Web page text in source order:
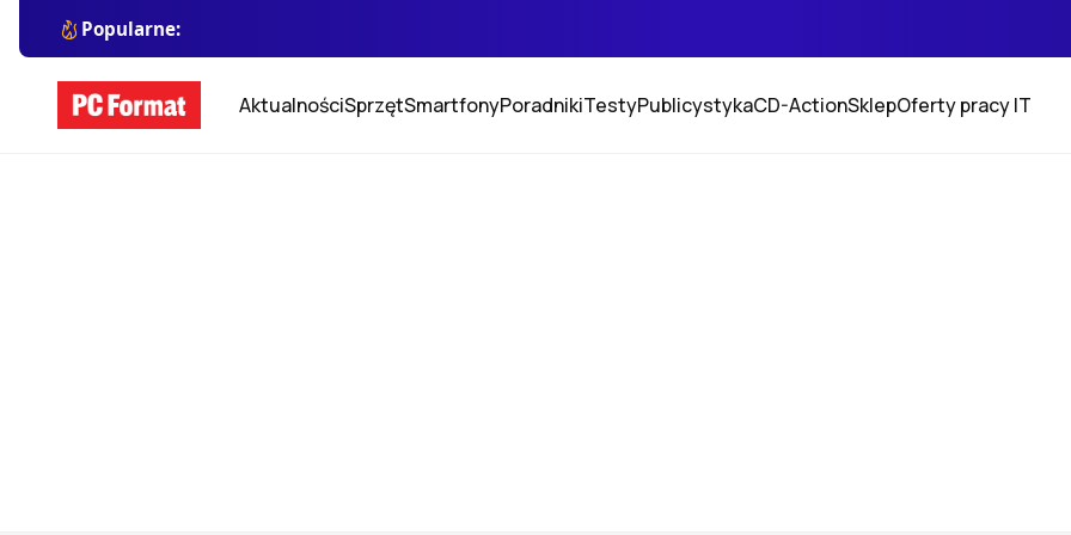
Popularne:
AktualnościSprzętSmartfonyPoradnikiTestyPublicystykaCD-ActionSklepOferty pracy IT